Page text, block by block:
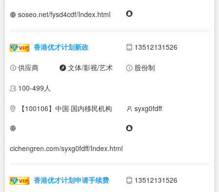
soseo.net/fysd4cdf/Index.html
香港优才计划新政 13512131526
供应商 文体/影视/艺术 股份制
100-499人
【100106】中国·国内移民机构 syxg0fdff
cichengren.com/syxg0fdff/Index.html
香港优才计划申请手续费 13512131526